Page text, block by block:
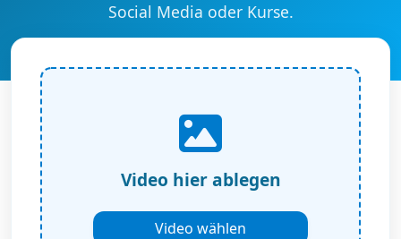
Social Media oder Kurse.
Video hier ablegen
Video wählen